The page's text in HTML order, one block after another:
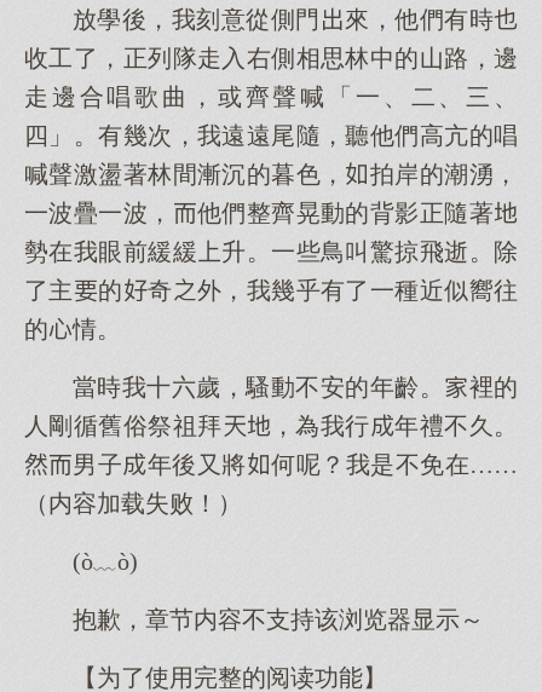
放學後，我刻意從側門來，他們有時
收工了，正列隊走入右側相思林中的山路，邊
走邊合唱歌曲，或齊聲喊「一、二、三、
四」。有幾次，我遠遠尾隨，聽他們高亢的唱
喊聲激盪著林間漸沉的暮色，拍岸的潮湧，
一波疊一波，他們整齊晃動的背影正隨著
勢在我眼前緩緩升。一些鳥叫驚掠飛逝。除
了主的奇外，我幾乎有了一種近似嚮往
的情。
當時我十六歲，騷動不安的年齡。裡的
人剛循舊俗祭祖拜，為我行年禮不久。
男子年後又將何呢？我是不免在……
（内容加载失败！）
(ò﹏ò)
抱歉，章节内容不支持该浏览器显示～
【为了使用完整的阅读功能】